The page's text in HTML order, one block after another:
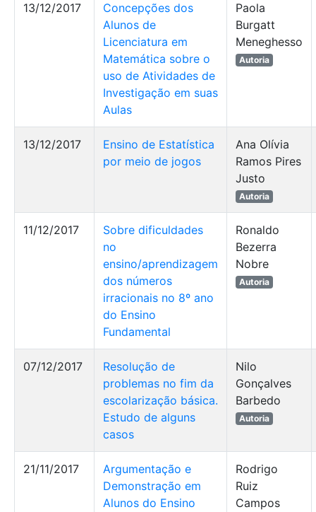
13/12/2017
Concepções dos
Alunos de
Licenciatura em
Matemática sobre o
uso de Atividades de
Investigação em suas
Aulas
Paola
Burgatt
Meneghesso
Autoria
13/12/2017
Ensino de Estatística
por meio de jogos
Ana Olívia
Ramos Pires
Justo
Autoria
11/12/2017
Sobre dificuldades
no
ensino/aprendizagem
dos números
irracionais no 8º ano
do Ensino
Fundamental
Ronaldo
Bezerra
Nobre
Autoria
07/12/2017
Resolução de
problemas no fim da
escolarização básica.
Estudo de alguns
casos
Nilo
Gonçalves
Barbedo
Autoria
21/11/2017
Argumentação e
Demonstração em
Alunos do Ensino
Rodrigo
Ruiz
Campos